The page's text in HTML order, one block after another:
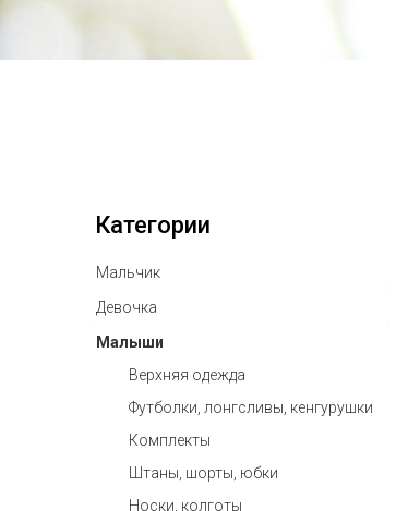
Категории
Мальчик
Девочка
Малыши
Верхняя одежда
Футболки, лонгсливы, кенгурушки
Комплекты
Штаны, шорты, юбки
Носки, колготы